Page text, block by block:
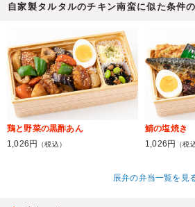
自家製タルタルのチキン南蛮に似た条件
鶏と野菜の黒酢あん
1,026円
（税込）
鯖の塩焼き
1,026円
（税
辰弁の弁当一覧を見